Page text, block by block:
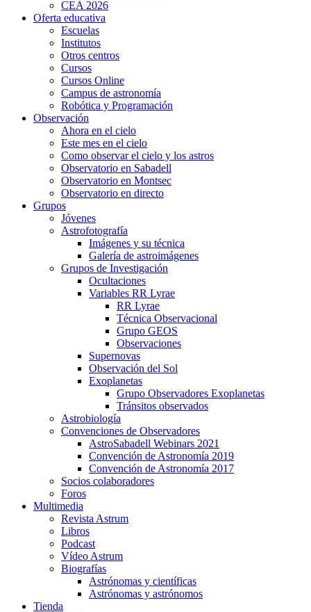
CEA 2026
Oferta educativa
Escuelas
Institutos
Otros centros
Cursos
Cursos Online
Campus de astronomía
Robótica y Programación
Observación
Ahora en el cielo
Este mes en el cielo
Como observar el cielo y los astros
Observatorio en Sabadell
Observatorio en Montsec
Observatorio en directo
Grupos
Jóvenes
Astrofotografía
Imágenes y su técnica
Galería de astroimágenes
Grupos de Investigación
Ocultaciones
Variables RR Lyrae
RR Lyrae
Técnica Observacional
Grupo GEOS
Observaciones
Supernovas
Observación del Sol
Exoplanetas
Grupo Observadores Exoplanetas
Tránsitos observados
Astrobiología
Convenciones de Observadores
AstroSabadell Webinars 2021
Convención de Astronomía 2019
Convención de Astronomía 2017
Socios colaboradores
Foros
Multimedia
Revista Astrum
Libros
Podcast
Vídeo Astrum
Biografías
Astrónomas y científicas
Astrónomas y astrónomos
Tienda